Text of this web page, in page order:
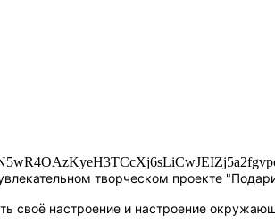
творческом проекте
своё настроение и настроение